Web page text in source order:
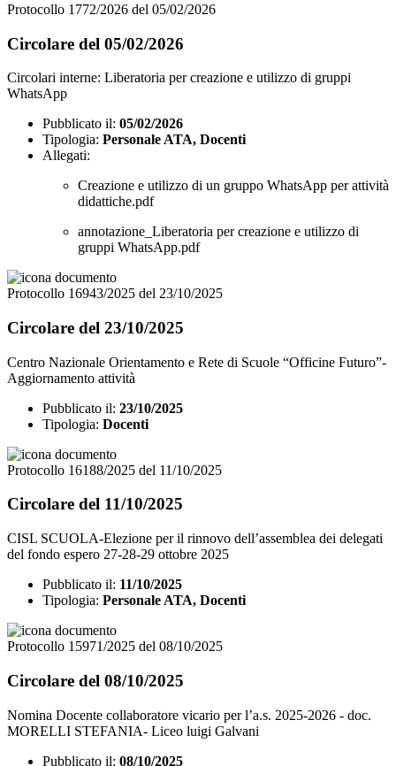
Protocollo 1772/2026 del 05/02/2026
Circolare del 05/02/2026
Circolari interne: Liberatoria per creazione e utilizzo di gruppi
WhatsApp
Pubblicato il: 05/02/2026
Tipologia: Personale ATA, Docenti
Allegati:
Creazione e utilizzo di un gruppo WhatsApp per attività
didattiche.pdf
annotazione_Liberatoria per creazione e utilizzo di
gruppi WhatsApp.pdf
Protocollo 16943/2025 del 23/10/2025
Circolare del 23/10/2025
Centro Nazionale Orientamento e Rete di Scuole “Officine Futuro”-
Aggiornamento attività
Pubblicato il: 23/10/2025
Tipologia: Docenti
Protocollo 16188/2025 del 11/10/2025
Circolare del 11/10/2025
CISL SCUOLA-Elezione per il rinnovo dell’assemblea dei delegati
del fondo espero 27-28-29 ottobre 2025
Pubblicato il: 11/10/2025
Tipologia: Personale ATA, Docenti
Protocollo 15971/2025 del 08/10/2025
Circolare del 08/10/2025
Nomina Docente collaboratore vicario per l’a.s. 2025-2026 - doc.
MORELLI STEFANIA- Liceo luigi Galvani
Pubblicato il: 08/10/2025